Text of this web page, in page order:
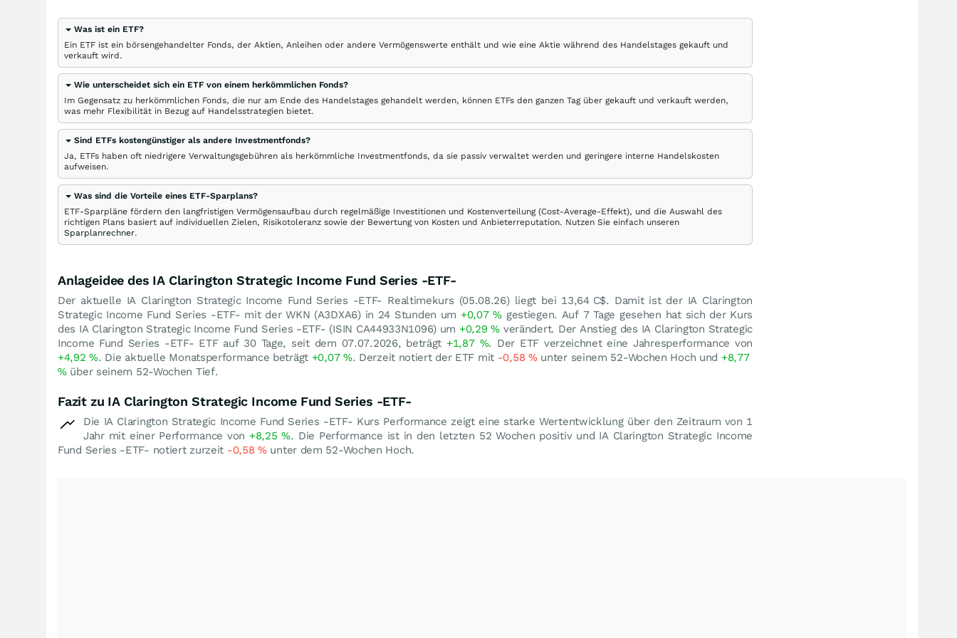
Was ist ein ETF?
Ein ETF ist ein börsengehandelter Fonds, der Aktien, Anleihen oder andere Vermögenswerte enthält und wie eine Aktie während des Handelstages gekauft und
verkauft wird.
Wie unterscheidet sich ein ETF von einem herkömmlichen Fonds?
Im Gegensatz zu herkömmlichen Fonds, die nur am Ende des Handelstages gehandelt werden, können ETFs den ganzen Tag über gekauft und verkauft werden,
was mehr Flexibilität in Bezug auf Handelsstrategien bietet.
Sind ETFs kostengünstiger als andere Investmentfonds?
Ja, ETFs haben oft niedrigere Verwaltungsgebühren als herkömmliche Investmentfonds, da sie passiv verwaltet werden und geringere interne Handelskosten
aufweisen.
Was sind die Vorteile eines ETF-Sparplans?
ETF-Sparpläne fördern den langfristigen Vermögensaufbau durch regelmäßige Investitionen und Kostenverteilung (Cost-Average-Effekt), und die Auswahl des
richtigen Plans basiert auf individuellen Zielen, Risikotoleranz sowie der Bewertung von Kosten und Anbieterreputation. Nutzen Sie einfach unseren
Sparplanrechner.
Anlageidee des IA Clarington Strategic Income Fund Series -ETF-
Der aktuelle IA Clarington Strategic Income Fund Series -ETF- Realtimekurs (05.08.26) liegt bei 13,64 C$. Damit ist der IA Clarington
Strategic Income Fund Series -ETF- mit der WKN (A3DXA6) in 24 Stunden um +0,07% gestiegen. Auf 7 Tage gesehen hat sich der Kurs
des IA Clarington Strategic Income Fund Series -ETF- (ISIN CA44933N1096) um +0,29% verändert. Der Anstieg des IA Clarington Strategic
Income Fund Series -ETF- ETF auf 30 Tage, seit dem 07.07.2026, beträgt +1,87 %. Der ETF verzeichnet eine Jahresperformance von
+4,92%. Die aktuelle Monatsperformance beträgt +0,07 %. Derzeit notiert der ETF mit -0,58 %unter seinem 52-Wochen Hoch und +8,77
%über seinem 52-Wochen Tief.
Fazit zu IA Clarington Strategic Income Fund Series -ETF-
Die IA Clarington Strategic Income Fund Series -ETF- Kurs Performance zeigt eine starke Wertentwicklung über den Zeitraum von 1
Jahr mit einer Performance von +8,25%. Die Performance ist in den letzten 52 Wochen positiv und IA Clarington Strategic Income
Fund Series -ETF- notiert zurzeit -0,58%unter dem 52-Wochen Hoch.